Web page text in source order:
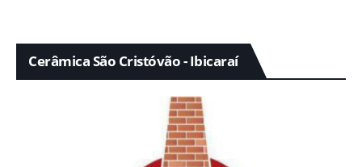
Cerâmica São Cristóvão - Ibicaraí